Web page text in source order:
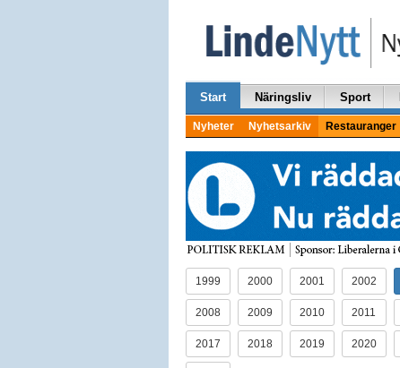
Start Näringsliv Sport
Nyheter Nyhetsarkiv Restauranger
1999 2000 2001 2002
2008 2009 2010 2011
2017 2018 2019 2020